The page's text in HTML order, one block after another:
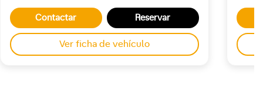
Contactar Reservar
Ver ficha de vehículo